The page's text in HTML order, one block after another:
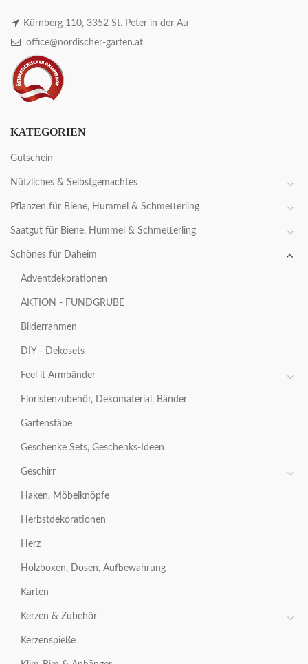
Kürnberg 110, 3352 St. Peter in der Au
office@nordischer-garten.at
KATEGORIEN
Gutschein
Nützliches & Selbstgemachtes
Pflanzen für Biene, Hummel & Schmetterling
Saatgut für Biene, Hummel & Schmetterling
Schönes für Daheim
Adventdekorationen
AKTION - FUNDGRUBE
Bilderrahmen
DIY - Dekosets
Feel it Armbänder
Floristenzubehör, Dekomaterial, Bänder
Gartenstäbe
Geschenke Sets, Geschenks-Ideen
Geschirr
Haken, Möbelknöpfe
Herbstdekorationen
Herz
Holzboxen, Dosen, Aufbewahrung
Karten
Kerzen & Zubehör
Kerzenspieße